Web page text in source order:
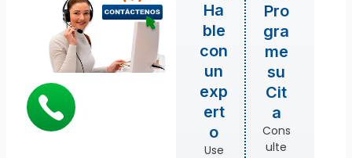
Ha
ble
con
un
exp
ert
o
Use
Pro
gra
me
su
Cit
a
Cons
ulte